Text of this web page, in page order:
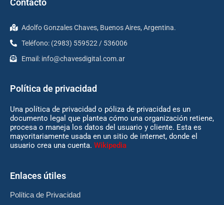
Contacto
Adolfo Gonzales Chaves, Buenos Aires, Argentina.
Teléfono: (2983) 559522 / 536006
Email: info@chavesdigital.com.ar
Política de privacidad
Una política de privacidad o póliza de privacidad es un
documento legal que plantea cómo una organización retiene,
procesa o maneja los datos del usuario y cliente. Esta es
mayoritariamente usada en un sitio de internet, donde el
usuario crea una cuenta. Wikipedia
Enlaces útiles
Política de Privacidad